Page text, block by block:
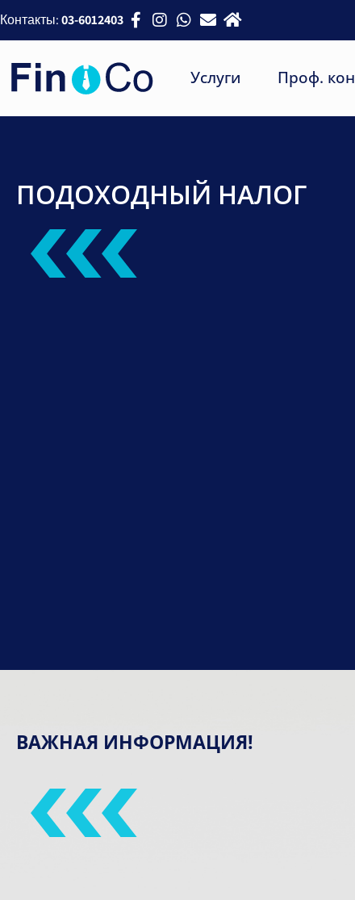
Контакты:03-6012403
Услуги Проф.
ПОДОХОДНЫЙ НАЛОГ
ВАЖНАЯ ИНФОРМАЦИЯ!